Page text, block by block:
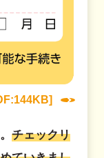
チェックリ